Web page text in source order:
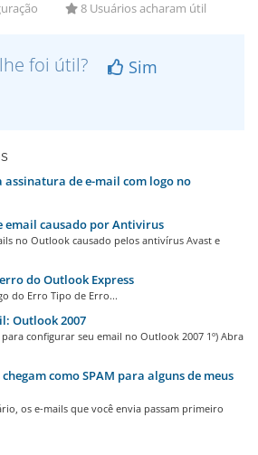
8 Usuários acharam útil
foi útil?
Sim
de e-mail com logo no
email causado por Antivirus
no Outlook causado pelos antivírus Avast e
do Outlook Express
Erro Tipo de Erro...
Outlook 2007
configurar seu email no Outlook 2007 1º) Abra
como SPAM para alguns de meus
os e-mails que você envia passam primeiro